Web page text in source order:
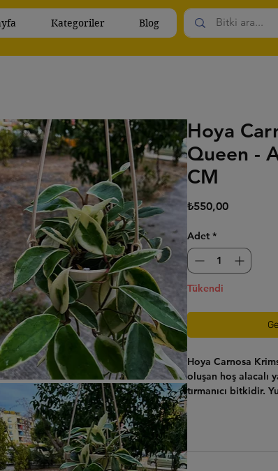
Kategoriler Blog
Hoya
Queen -
CM
₺550,00Fiyat
Adet *
Tükendi
Hoya Carnosa
oluşan hoş alacalı
tırmanıcı bitkidir.
belirgin hale gelir